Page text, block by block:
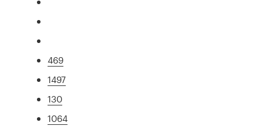
469
1497
130
1064